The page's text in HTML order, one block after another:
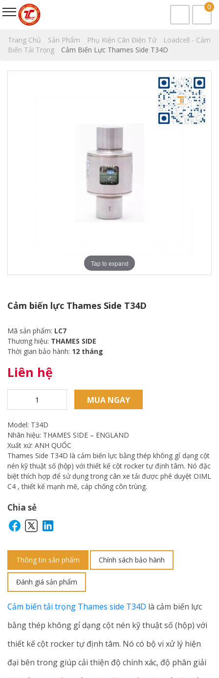
0
Trang Chủ Sản Phẩm Phụ Kiện Cân Điện Tử
Loadcell - Cảm
Biến Tải Trọng
Cảm Biến Lực Thames Side T34D
Tap to expand
Cảm biến lực Thames Side T34D
Mã sản phẩm: LC7
Thương hiệu: THAMES SIDE
Thời gian bảo hành: 12 tháng
Liên hệ
MUA NGAY
Model: T34D
Nhãn hiệu: THAMES SIDE – ENGLAND
Xuất xứ: ANH QUỐC
Thames Side T34D là cảm biến lực bằng thép không gỉ dạng cột
nén kỹ thuật số (hộp) với thiết kế cột rocker tự định tâm. Nó đặc
biệt thích hợp để sử dụng trong cân xe tải được phê duyệt OIML
C4 , thiết kế mạnh mẽ, cáp chống côn trùng.
Chia sẻ
Thông tin sản phẩm Chính sách bảo hành
Đánh giá sản phẩm
Cảm biến tải trọng Thames side T34D là cảm biến lực
bằng thép không gỉ dạng cột nén kỹ thuật số (hộp) với
thiết kế cột rocker tự định tâm. Nó có bộ vi xử lý hiện
đại bên trong giúp cải thiện độ chính xác, độ phân giải